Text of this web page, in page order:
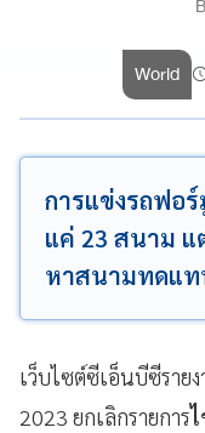
World
การแข่งรถฟอ
แค่ 23 สนาม แ
หาสนามทดแ
เว็บไซต์ซีเอ็นบีซีราย
2023 ยกเลิกรายการ